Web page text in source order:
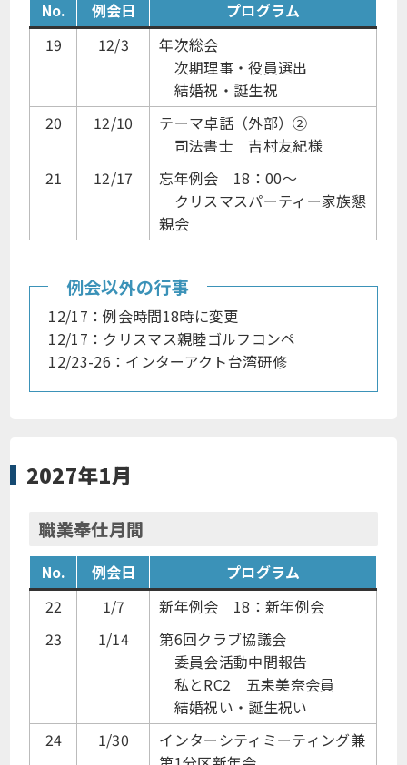
No. 例会日
プログラム
19
12/3
年次総会
次期理事・役員選出
結婚祝・誕生祝
20
12/10
テーマ卓話（外部）②
司法書士 吉村友紀様
21
12/17
忘年例会 18：00～
クリスマスパーティー家族懇
親会
例会以外の行事
12/17：例会時間18時に変更
12/17：クリスマス親睦ゴルフコンペ
12/23-26：インターアクト台湾研修
2027年1月
職業奉仕月間
No. 例会日
プログラム
22
1/7
新年例会 18：新年例会
23
1/14
第6回クラブ協議会
委員会活動中間報告
私とRC2 五耒美奈会員
結婚祝い・誕生祝い
24
1/30
インターシティミーティング兼